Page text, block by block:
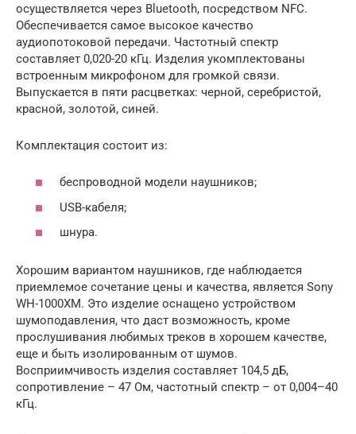
осуществляется через Bluetooth, посредством NFC.
Обеспечивается самое высокое качество
аудиопотоковой передачи. Частотный спектр
составляет 0,020-20 кГц. Изделия укомплектованы
встроенным микрофоном для громкой связи.
Выпускается в пяти расцветках: черной, серебристой,
красной, золотой, синей.
Комплектация состоит из:
беспроводной модели наушников;
USB-кабеля;
шнура.
Хорошим вариантом наушников, где наблюдается
приемлемое сочетание цены и качества, является Sony
WH-1000XM. Это изделие оснащено устройством
шумоподавления, что даст возможность, кроме
прослушивания любимых треков в хорошем качестве,
еще и быть изолированным от шумов.
Восприимчивость изделия составляет 104,5 дБ,
сопротивление – 47 Ом, частотный спектр – от 0,004–40
кГц.